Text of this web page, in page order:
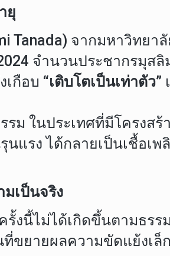
ยุ
จากมหาวิทยา
จำนวนประชากรมุ
เกือบ “เติบโตเป็นเท่าตัว”
ม ในประเทศที่มีโครงสร้
นแรง ได้กลายเป็นเชื้อ
เป็นจริง
งนี้ไม่ได้เกิดขึ้นตามธร
ขยายผลความขัดแย้งเล็